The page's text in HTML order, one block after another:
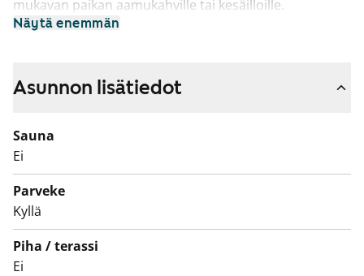
mukavan paikan aamukahville tai kesäilloille.
Vaatehuoneessa on runsaasti säilytystilaa.
Astianpesukoneesi on mahdollista asentaa ja
Kylpyhuoneessa on pyykinpesukoneelle liitännät.
Kodissa on erillinen pikku wc, joka on käytännöllinen
isomman porukan arjessa.
Talo sijaitsee vehreässä pihapiirissä, jossa on lasten
leikkialue keinuineen. Tule tutustumaan paikan päälle
ja katso, voisiko tästä tulla uusi vuokrakotisi.
Näytä enemmän
Asunnon lisätiedot
Sauna
Ei
Parveke
Kyllä
Piha / terassi
Ei